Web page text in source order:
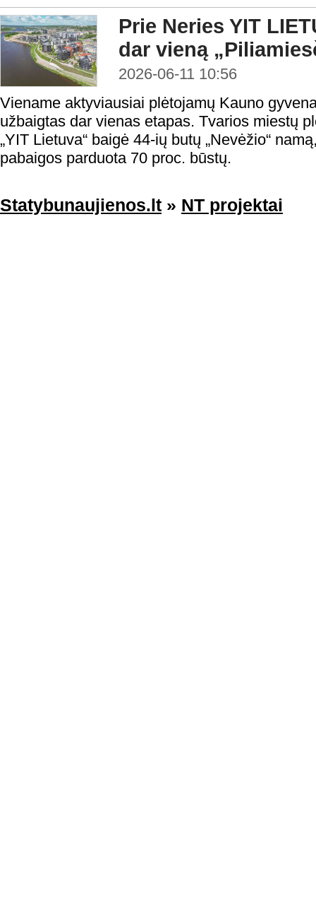
Prie Neries YIT
dar vieną
2026-06-11 10:56
Viename aktyviausiai plėtojamų Kauno
užbaigtas dar vienas etapas. Tvarios miestų
„YIT Lietuva“ baigė 44-ių butų „Nevėžio“
pabaigos parduota 70 proc. būstų.
Statybunaujienos.lt » NT projektai